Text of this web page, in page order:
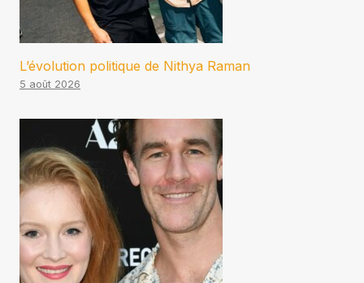
L’évolution politique de Nithya Raman
5 août 2026